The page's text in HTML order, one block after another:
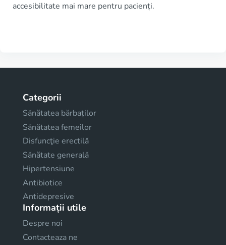
accesibilitate mai mare pentru pacienți.
Categorii
Sănătatea bărbaților
Sănătatea femeilor
Disfuncţie erectilă
Sănătate generală
Hipertensiune
Antibiotice
Antidepresive
Informații utile
Despre noi
Contacteaza ne